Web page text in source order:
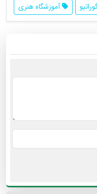
آموزشگاه هنری